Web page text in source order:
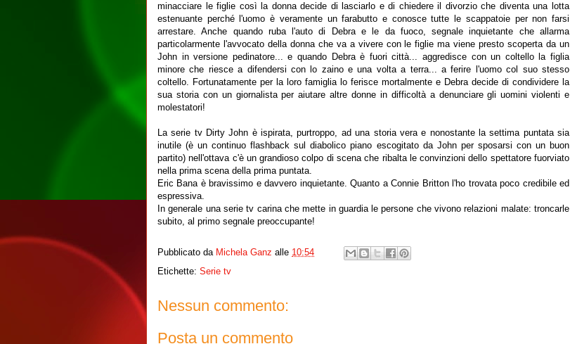
minacciare le figlie così la donna decide di lasciarlo e di chiedere il divorzio che diventa una lotta
estenuante perché l'uomo è veramente un farabutto e conosce tutte le scappatoie per non farsi
arrestare. Anche quando ruba l'auto di Debra e le da fuoco, segnale inquietante che allarma
particolarmente l'avvocato della donna che va a vivere con le figlie ma viene presto scoperta da un
John in versione pedinatore... e quando Debra è fuori città... aggredisce con un coltello la figlia
minore che riesce a difendersi con lo zaino e una volta a terra... a ferire l'uomo col suo stesso
coltello. Fortunatamente per la loro famiglia lo ferisce mortalmente e Debra decide di condividere la
sua storia con un giornalista per aiutare altre donne in difficoltà a denunciare gli uomini violenti e
molestatori!
La serie tv Dirty John è ispirata, purtroppo, ad una storia vera e nonostante la settima puntata sia
inutile (è un continuo flashback sul diabolico piano escogitato da John per sposarsi con un buon
partito) nell'ottava c'è un grandioso colpo di scena che ribalta le convinzioni dello spettatore fuorviato
nella prima scena della prima puntata.
Eric Bana è bravissimo e davvero inquietante. Quanto a Connie Britton l'ho trovata poco credibile ed
espressiva.
In generale una serie tv carina che mette in guardia le persone che vivono relazioni malate: troncarle
subito, al primo segnale preoccupante!
Pubblicato da Michela Ganz alle 10:54
Etichette: Serie tv
Nessun commento:
Posta un commento